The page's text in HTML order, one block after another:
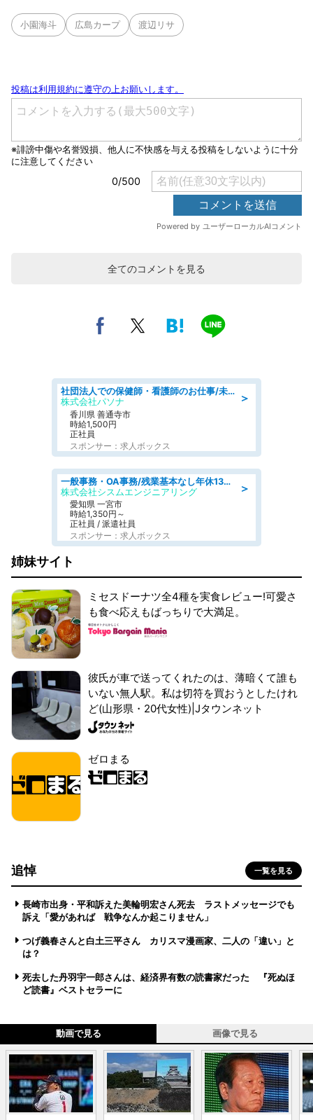
小園海斗 広島カープ 渡辺リサ
全てのコメントを見る
＞
社団法人での保健師・看護師のお仕事/未経験OK/要資格:普通免許、保健師、正看護師
株式会社パソナ
香川県 善通寺市
時給1,500円
正社員
スポンサー：求人ボックス
＞
一般事務・OA事務/残業基本なし年休130日社保完備の一般・調達事務
株式会社シスムエンジニアリング
愛知県 一宮市
時給1,350円～
正社員 / 派遣社員
スポンサー：求人ボックス
姉妹サイト
ミセスドーナツ全4種を実食レビュー!可愛さ
も食べ応えもばっちりで大満足。
彼氏が車で送ってくれたのは、薄暗くて誰も
いない無人駅。私は切符を買おうとしたけれ
ど(山形県・20代女性)|Jタウンネット
ゼロまる
追悼 一覧を見る
長崎市出身・平和訴えた美輪明宏さん死去 ラストメッセージでも
訴え「愛があれば 戦争なんか起こりません」
つげ義春さんと白土三平さん カリスマ漫画家、二人の「違い」と
は？
死去した丹羽宇一郎さんは、経済界有数の読書家だった 『死ぬほ
ど読書』ベストセラーに
動画で見る 画像で見る